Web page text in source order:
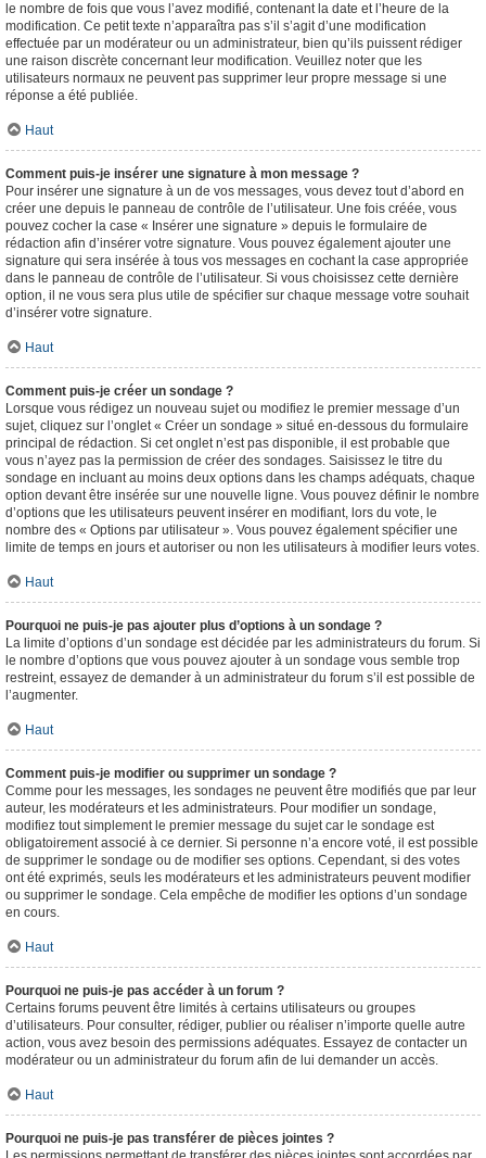
le nombre de fois que vous l’avez modifié, contenant la date et l’heure de la
modification. Ce petit texte n’apparaîtra pas s’il s’agit d’une modification
effectuée par un modérateur ou un administrateur, bien qu’ils puissent rédiger
une raison discrète concernant leur modification. Veuillez noter que les
utilisateurs normaux ne peuvent pas supprimer leur propre message si une
réponse a été publiée.
Haut
Comment puis-je insérer une signature à mon message ?
Pour insérer une signature à un de vos messages, vous devez tout d’abord en
créer une depuis le panneau de contrôle de l’utilisateur. Une fois créée, vous
pouvez cocher la case « Insérer une signature » depuis le formulaire de
rédaction afin d’insérer votre signature. Vous pouvez également ajouter une
signature qui sera insérée à tous vos messages en cochant la case appropriée
dans le panneau de contrôle de l’utilisateur. Si vous choisissez cette dernière
option, il ne vous sera plus utile de spécifier sur chaque message votre souhait
d’insérer votre signature.
Haut
Comment puis-je créer un sondage ?
Lorsque vous rédigez un nouveau sujet ou modifiez le premier message d’un
sujet, cliquez sur l’onglet « Créer un sondage » situé en-dessous du formulaire
principal de rédaction. Si cet onglet n’est pas disponible, il est probable que
vous n’ayez pas la permission de créer des sondages. Saisissez le titre du
sondage en incluant au moins deux options dans les champs adéquats, chaque
option devant être insérée sur une nouvelle ligne. Vous pouvez définir le nombre
d’options que les utilisateurs peuvent insérer en modifiant, lors du vote, le
nombre des « Options par utilisateur ». Vous pouvez également spécifier une
limite de temps en jours et autoriser ou non les utilisateurs à modifier leurs votes.
Haut
Pourquoi ne puis-je pas ajouter plus d’options à un sondage ?
La limite d’options d’un sondage est décidée par les administrateurs du forum. Si
le nombre d’options que vous pouvez ajouter à un sondage vous semble trop
restreint, essayez de demander à un administrateur du forum s’il est possible de
l’augmenter.
Haut
Comment puis-je modifier ou supprimer un sondage ?
Comme pour les messages, les sondages ne peuvent être modifiés que par leur
auteur, les modérateurs et les administrateurs. Pour modifier un sondage,
modifiez tout simplement le premier message du sujet car le sondage est
obligatoirement associé à ce dernier. Si personne n’a encore voté, il est possible
de supprimer le sondage ou de modifier ses options. Cependant, si des votes
ont été exprimés, seuls les modérateurs et les administrateurs peuvent modifier
ou supprimer le sondage. Cela empêche de modifier les options d’un sondage
en cours.
Haut
Pourquoi ne puis-je pas accéder à un forum ?
Certains forums peuvent être limités à certains utilisateurs ou groupes
d’utilisateurs. Pour consulter, rédiger, publier ou réaliser n’importe quelle autre
action, vous avez besoin des permissions adéquates. Essayez de contacter un
modérateur ou un administrateur du forum afin de lui demander un accès.
Haut
Pourquoi ne puis-je pas transférer de pièces jointes ?